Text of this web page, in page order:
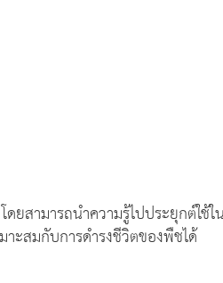
สามารถนำความรู้ไปประยุกต์ใช้
ะสมกับการดำรงชีวิตของพืชได้